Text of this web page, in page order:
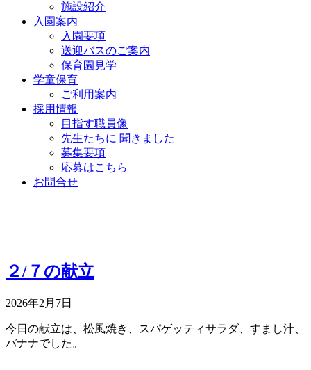
施設紹介
入園案内
入園要項
送迎バスのご案内
保育園見学
学童保育
ご利用案内
採用情報
目指す職員像
先生たちに 聞きました
募集要項
応募はこちら
お問合せ
２/７の献立
2026年2月7日
今日の献立は、松風焼き、スパゲッティサラダ、すまし汁、
バナナでした。